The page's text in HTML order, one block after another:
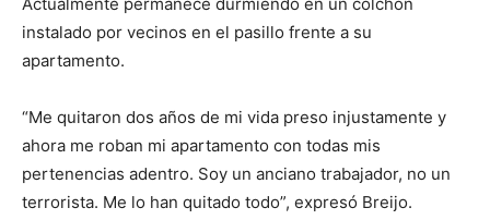
instalado por vecinos en el pasillo frente a su
apartamento.
“Me quitaron dos años de mi vida preso injustamente y
ahora me roban mi apartamento con todas mis
pertenencias adentro. Soy un anciano trabajador, no un
terrorista. Me lo han quitado todo”, expresó Breijo.